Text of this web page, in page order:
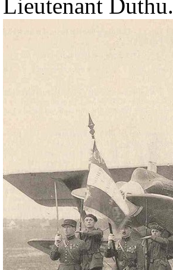
Lieutenant Duthu.